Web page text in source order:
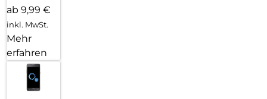
ab 9,99 €
inkl. MwSt.
Mehr
erfahren